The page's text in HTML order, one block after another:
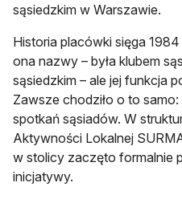
sąsiedzkim w Warszawie.
Historia placówki sięga
ona nazwy – była klubem
sąsiedzkim – ale jej funkcja
Zawsze chodziło o to
spotkań sąsiadów. W
Aktywności Lokalnej
w stolicy zaczęto formalnie
inicjatywy.